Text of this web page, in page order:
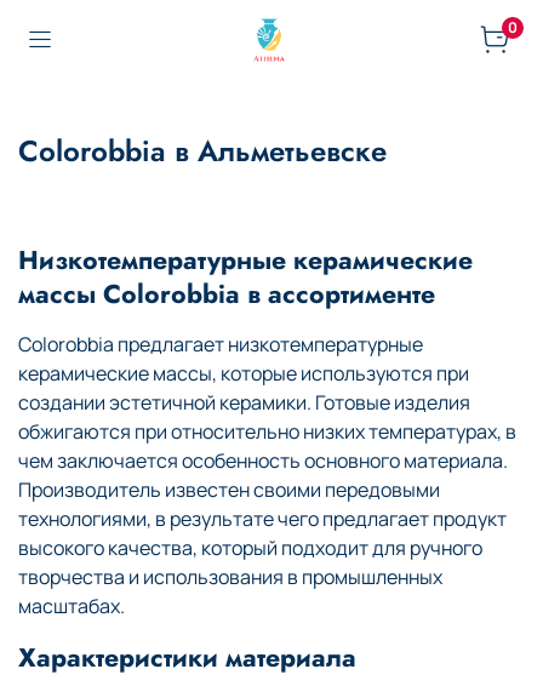
0
Colorobbia в Альметьевске
Низкотемпературные керамические
массы Colorobbia в ассортименте
Colorobbia предлагает низкотемпературные
керамические массы, которые используются при
создании эстетичной керамики. Готовые изделия
обжигаются при относительно низких температурах, в
чем заключается особенность основного материала.
Производитель известен своими передовыми
технологиями, в результате чего предлагает продукт
высокого качества, который подходит для ручного
творчества и использования в промышленных
масштабах.
Характеристики материала